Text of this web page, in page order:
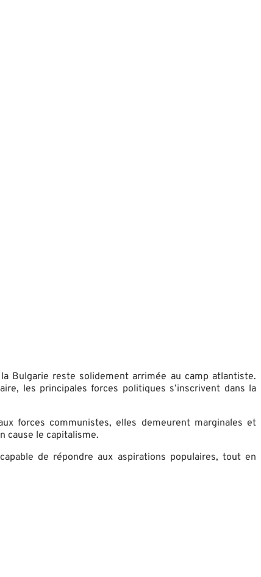
Bulgarie reste solidement arrimée au camp atlantiste.
les principales forces politiques s’inscrivent dans la
forces communistes, elles demeurent marginales et
cause le capitalisme.
de répondre aux aspirations populaires, tout en